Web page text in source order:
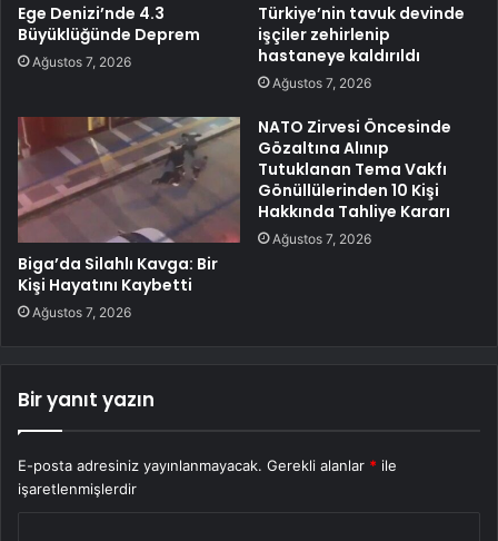
Ege Denizi’nde 4.3
Büyüklüğünde Deprem
Ağustos 7, 2026
Türkiye’nin tavuk devinde
işçiler zehirlenip
hastaneye kaldırıldı
Ağustos 7, 2026
Biga’da Silahlı Kavga: Bir
Kişi Hayatını Kaybetti
Ağustos 7, 2026
NATO Zirvesi Öncesinde
Gözaltına Alınıp
Tutuklanan Tema Vakfı
Gönüllülerinden 10 Kişi
Hakkında Tahliye Kararı
Ağustos 7, 2026
Bir yanıt yazın
E-posta adresiniz yayınlanmayacak. Gerekli alanlar * ile
işaretlenmişlerdir